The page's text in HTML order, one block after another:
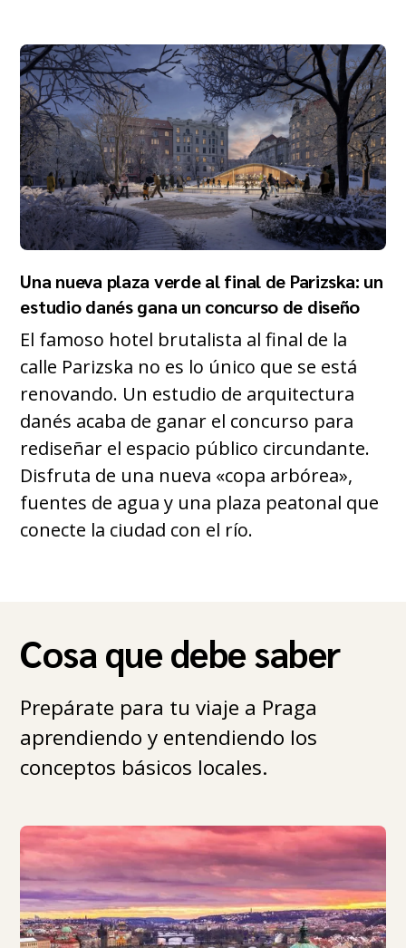
Una nueva plaza verde al final de Parizska: un
estudio danés gana un concurso de diseño
El famoso hotel brutalista al final de la
calle Parizska no es lo único que se está
renovando. Un estudio de arquitectura
danés acaba de ganar el concurso para
rediseñar el espacio público circundante.
Disfruta de una nueva «copa arbórea»,
fuentes de agua y una plaza peatonal que
conecte la ciudad con el río.
Cosa que debe saber
Prepárate para tu viaje a Praga
aprendiendo y entendiendo los
conceptos básicos locales.